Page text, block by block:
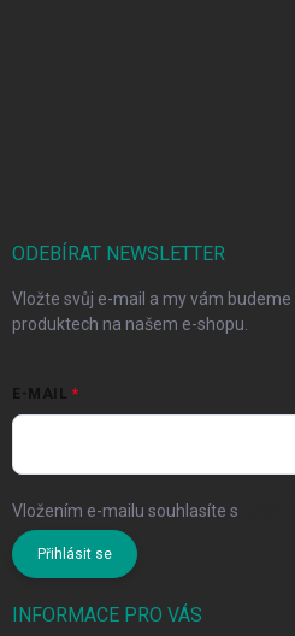
ODEBÍRAT NEWSLETTER
Vložte svůj e-mail a my vám
produktech na našem e-shopu.
E-MAIL
Vložením e-mailu souhlasíte s
Přihlásit se
INFORMACE PRO VÁS